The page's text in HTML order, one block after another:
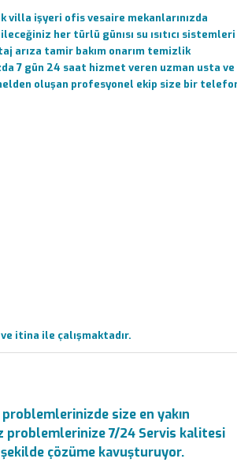
villa işyeri ofis vesaire mekanlarınızda
her türlü günısı su ısıtıcı sistemleri
arıza tamir bakım onarım temizlik
7 gün 24 saat hizmet veren uzman usta ve
oluşan profesyonel ekip size bir
itina ile çalışmaktadır.
size en yakın
problemlerinize 7/24 Servis kalitesi
şekilde çözüme kavuşturuyor.